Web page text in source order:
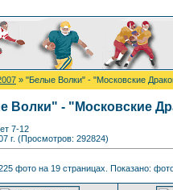
» "Белые Волки" - "Московские
Волки" - "Московские
7-12
г. (Просмотров: 292824)
фото на 19 страницах. Показано: